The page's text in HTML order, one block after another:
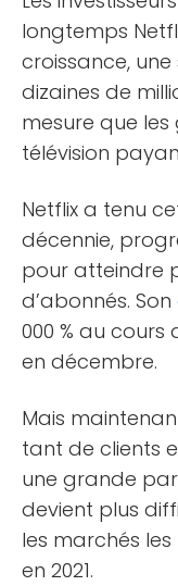
longtemps
croissance,
dizaines de
mesure que
télévision
Netflix a tenu
décennie,
pour atteindre
d’abonnés. Son
000 % au cours
en décembre.
Mais
tant de clients
une grande
devient plus
les marchés
en 2021.